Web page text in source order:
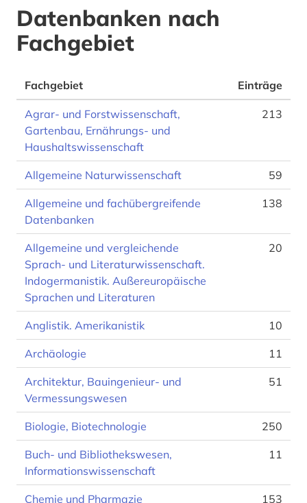
Datenbanken nach
Fachgebiet
Fachgebiet Einträge
Agrar- und Forstwissenschaft,
Gartenbau, Ernährungs- und
Haushaltswissenschaft
213
Allgemeine Naturwissenschaft 59
Allgemeine und fachübergreifende
Datenbanken
138
Allgemeine und vergleichende
Sprach- und Literaturwissenschaft.
Indogermanistik. Außereuropäische
Sprachen und Literaturen
20
Anglistik. Amerikanistik 10
Archäologie 11
Architektur, Bauingenieur- und
Vermessungswesen
51
Biologie, Biotechnologie 250
Buch- und Bibliothekswesen,
Informationswissenschaft
11
Chemie und Pharmazie 153